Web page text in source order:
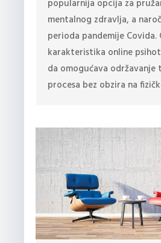
popularnija opcija za
mentalnog zdravlja, a
perioda pandemije Covida.
karakteristika online
da omogućava održavanje
procesa bez obzira na